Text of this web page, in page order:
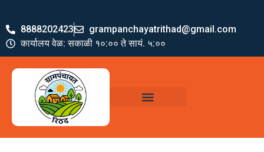
8888202423
grampanchayatrithad@gmail.com
कार्यालय वेळ: सकाळी १०:०० ते सायं. ५:००